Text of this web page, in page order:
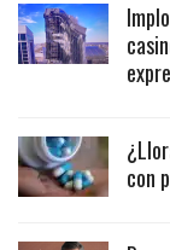
con